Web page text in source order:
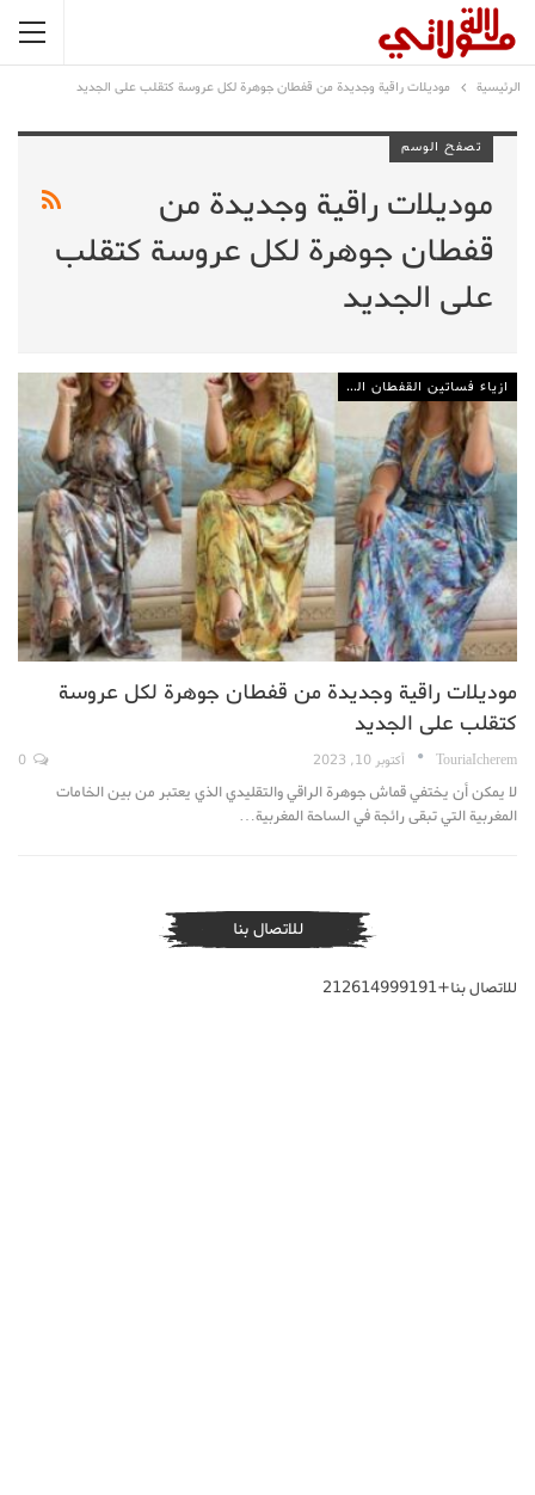
الرئيسية موديلات راقية وجديدة من قفطان جوهرة لكل عروسة كتقلب على الجديد
تصفح الوسم
موديلات راقية وجديدة من
قفطان جوهرة لكل عروسة كتقلب
على الجديد
ازياء فساتين القفطان المغربي
موديلات راقية وجديدة من قفطان جوهرة لكل عروسة
كتقلب على الجديد
TouriaIcherem أكتوبر 10, 2023
لا يمكن أن يختفي قماش جوهرة الراقي والتقليدي الذي يعتبر من بين الخامات
المغربية التي تبقى رائجة في الساحة المغربية…
للاتصال بنا
للاتصال بنا+212614999191